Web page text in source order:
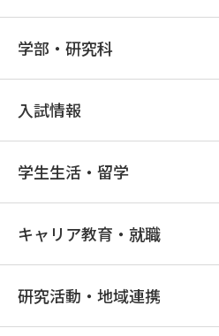
学部・研究科
入試情報
学生生活・留学
キャリア教育・就職
研究活動・地域連携